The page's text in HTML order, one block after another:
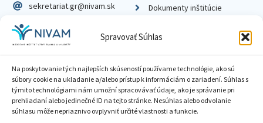
Spravovať Súhlas
Na poskytovanie tých najlepších skúseností používame technológie, ako sú
súbory cookie na ukladanie a/alebo prístup k informáciám o zariadení. Súhlas s
týmito technológiami nám umožní spracovávať údaje, ako je správanie pri
prehliadaní alebo jedinečné ID na tejto stránke. Nesúhlas alebo odvolanie
súhlasu môže nepriaznivo ovplyvniť určité vlastnosti a funkcie.
sekretariat.gr@nivam.sk
IČO: 00164348
DIČ: 2020798714
Dokumenty inštitúcie
Zásady ochrany súkromia